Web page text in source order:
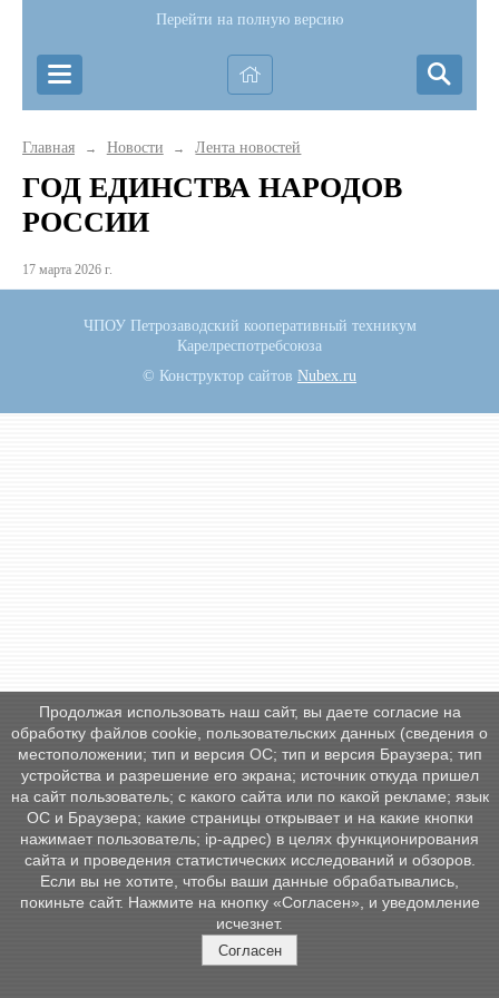
Перейти на полную версию
Главная → Новости → Лента новостей
ГОД ЕДИНСТВА НАРОДОВ
РОССИИ
17 марта 2026 г.
ЧПОУ Петрозаводский кооперативный техникум
Карелреспотребсоюза
© Конструктор сайтов Nubex.ru
Продолжая использовать наш сайт, вы даете согласие на
обработку файлов cookie, пользовательских данных (сведения о
местоположении; тип и версия ОС; тип и версия Браузера; тип
устройства и разрешение его экрана; источник откуда пришел
на сайт пользователь; с какого сайта или по какой рекламе; язык
ОС и Браузера; какие страницы открывает и на какие кнопки
нажимает пользователь; ip-адрес) в целях функционирования
сайта и проведения статистических исследований и обзоров.
Если вы не хотите, чтобы ваши данные обрабатывались,
покиньте сайт. Нажмите на кнопку «Согласен», и уведомление
исчезнет.
Согласен